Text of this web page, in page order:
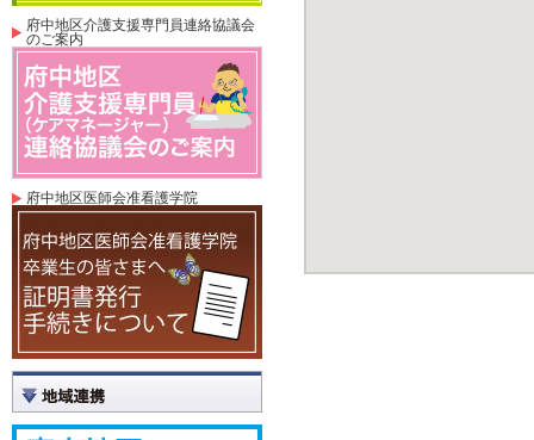
府中地区介護支援専門員連絡協議会
のご案内
府中地区医師会准看護学院